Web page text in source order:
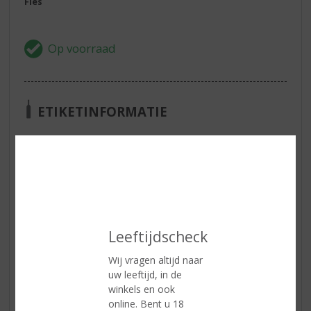
Leeftijdscheck
Wij vragen altijd naar
uw leeftijd, in de
winkels en ook
online. Bent u 18
ETIKETINFORMATIE
Alcoholpercentage
13% vol
Wit
Fruitig & Zacht